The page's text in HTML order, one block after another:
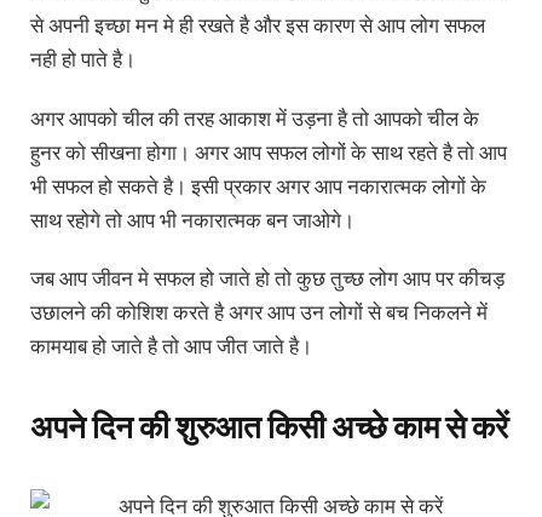
से अपनी इच्छा मन मे ही रखते है और इस कारण से आप लोग सफल
नही हो पाते है।
अगर आपको चील की तरह आकाश में उड़ना है तो आपको चील के
हुनर को सीखना होगा। अगर आप सफल लोगों के साथ रहते है तो आप
भी सफल हो सकते है। इसी प्रकार अगर आप नकारात्मक लोगों के
साथ रहोगे तो आप भी नकारात्मक बन जाओगे।
जब आप जीवन मे सफल हो जाते हो तो कुछ तुच्छ लोग आप पर कीचड़
उछालने की कोशिश करते है अगर आप उन लोगों से बच निकलने में
कामयाब हो जाते है तो आप जीत जाते है।
अपने दिन की शुरुआत किसी अच्छे काम से करें